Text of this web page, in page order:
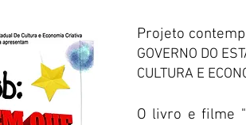
Projeto
GOVERNO DO
CULTURA E
O livro e filme